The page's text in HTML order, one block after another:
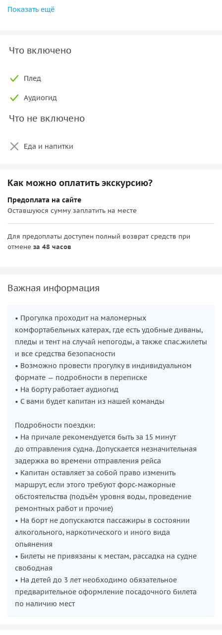
множество интересных построек. Перед вами откроется
и Дантеса, и Ботанического сада Петра Великого.
Показать ещё
Что включено
Плед
Аудиогид
Что не включено
Еда и напитки
Как можно оплатить экскурсию?
Предоплата на сайте
Оставшуюся сумму заплатить на месте
Для предоплаты доступен полный возврат средств при
отмене за 48 часов
Важная информация
• Прогулка проходит на маломерных
комфортабельных катерах, где есть удобные диваны,
пледы и тент на случай непогоды, а также спас.жилеты
и все средства безопасности
• Возможно провести прогулку в индивидуальном
формате — подробности в переписке
• На борту работает аудиогид
• С вами будет капитан из нашей команды
Подробности поездки:
• На причале рекомендуется быть за 15 минут
до отправления судна. Допускается незначительная
задержка во времени отправления рейса
• Капитан оставляет за собой право изменить
маршрут, если этого требуют форс-мажорные
обстоятельства (подъём уровня воды, проведение
ремонтных работ и прочие)
• На борт не допускаются пассажиры в состоянии
алкогольного, наркотического и иного вида
опьянения
• Билеты не привязаны к местам, рассадка на судне
свободная
• На детей до 3 лет необходимо обязательное
предварительное оформление посадочного билета
по наличию мест